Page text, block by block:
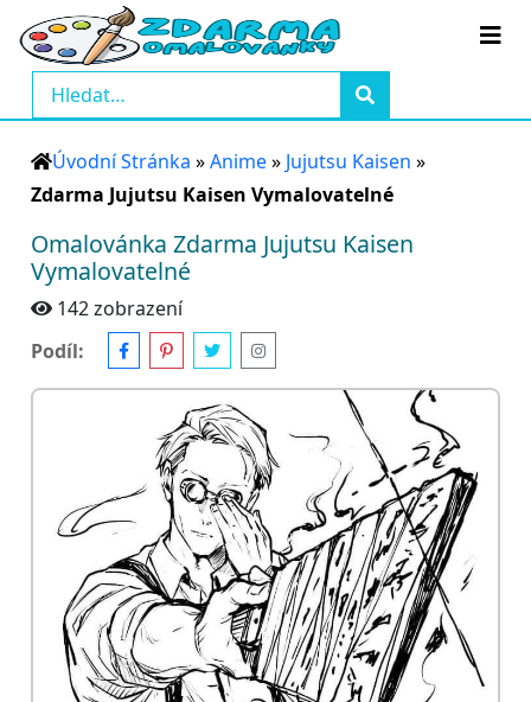
Úvodní Stránka »Anime» Jujutsu Kaisen »
Zdarma Jujutsu Kaisen Vymalovatelné
Omalovánka Zdarma Jujutsu Kaisen
Vymalovatelné
142 zobrazení
Podíl: